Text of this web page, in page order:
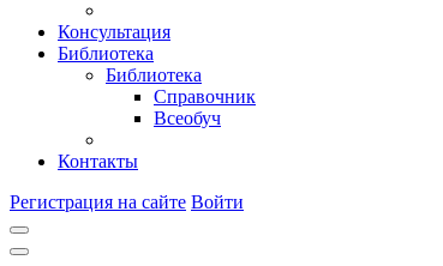
Консультация
Библиотека
Библиотека
Справочник
Всеобуч
Контакты
Регистрация на сайте Войти